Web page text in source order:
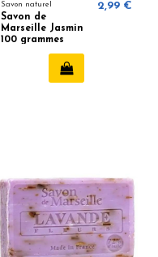
Savon naturel
Savon de
Marseille Jasmin
100 grammes
2,99 €